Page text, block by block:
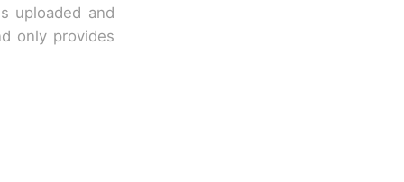
uploaded and
only provides